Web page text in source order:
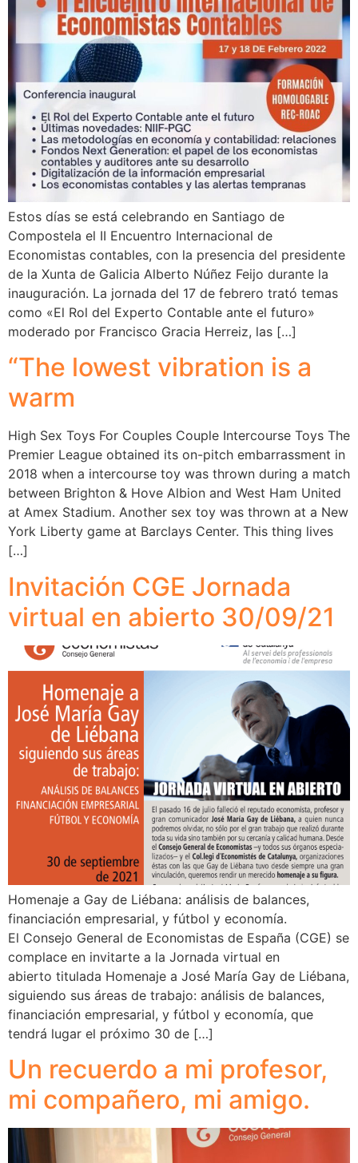
Estos días se está celebrando en Santiago de
Compostela el II Encuentro Internacional de
Economistas contables, con la presencia del presidente
de la Xunta de Galicia Alberto Núñez Feijo durante la
inauguración. La jornada del 17 de febrero trató temas
como «El Rol del Experto Contable ante el futuro»
moderado por Francisco Gracia Herreiz, las […]
“The lowest vibration is a
warm
High Sex Toys For Couples Couple Intercourse Toys The
Premier League obtained its on-pitch embarrassment in
2018 when a intercourse toy was thrown during a match
between Brighton & Hove Albion and West Ham United
at Amex Stadium. Another sex toy was thrown at a New
York Liberty game at Barclays Center. This thing lives
[…]
Invitación CGE Jornada
virtual en abierto 30/09/21
Homenaje a Gay de Liébana: análisis de balances,
financiación empresarial, y fútbol y economía.
El Consejo General de Economistas de España (CGE) se
complace en invitarte a la Jornada virtual en
abierto titulada Homenaje a José María Gay de Liébana,
siguiendo sus áreas de trabajo: análisis de balances,
financiación empresarial, y fútbol y economía, que
tendrá lugar el próximo 30 de […]
Un recuerdo a mi profesor,
mi compañero, mi amigo.